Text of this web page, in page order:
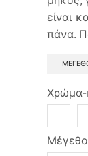
είναι
πάνα.
Χρώμα-